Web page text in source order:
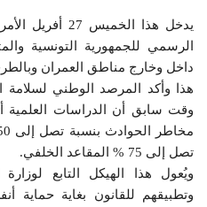
يدخل هذا
الرسمي للجمهورية التونسية
داخل وخارج مناطق العمران
هذا وأكد المرصد الوطني لسلامة
وقت سابق أن الدراسات العلمية
تصل إلى 75 % المقاعد الخلفي.
ويُعول هذا الهيكل التابع
وتطبيقهم للقانون بغاية حماية